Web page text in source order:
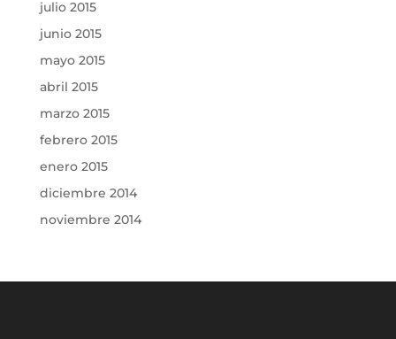
julio 2015
junio 2015
mayo 2015
abril 2015
marzo 2015
febrero 2015
enero 2015
diciembre 2014
noviembre 2014